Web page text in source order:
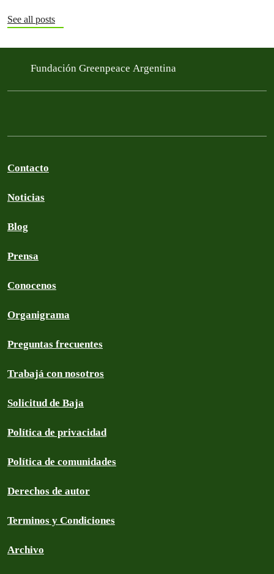
See all posts
Fundación Greenpeace Argentina
Contacto
Noticias
Blog
Prensa
Conocenos
Organigrama
Preguntas frecuentes
Trabajá con nosotros
Solicitud de Baja
Política de privacidad
Política de comunidades
Derechos de autor
Terminos y Condiciones
Archivo